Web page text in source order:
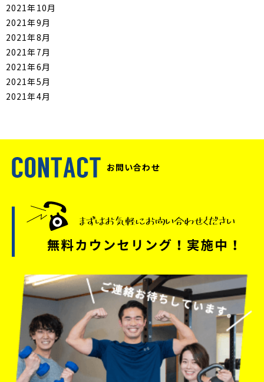
2021年10月
2021年9月
2021年8月
2021年7月
2021年6月
2021年5月
2021年4月
お問い合わせ